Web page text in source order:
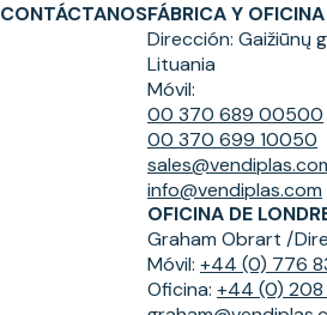
CONTÁCTANOSFÁBRICA Y
Dirección: Gaižiūnų
Lituania
Móvil:
00 370 689 00500
00 370 699 10050
info@vendiplas.com
OFICINA DE
Graham Obrart /
Móvil: +44 (0) 776
Oficina: +44 (0) 208